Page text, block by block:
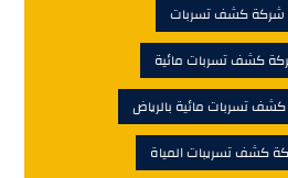
كشف تسربات
كشف تسربات مائية
تسربات مائية بالرياض
كشف تسريبات المياة